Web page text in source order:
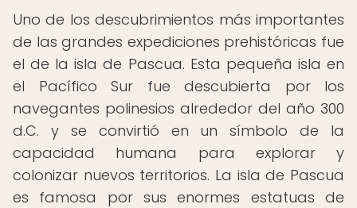
Uno de los descubrimientos más importantes
de las grandes expediciones prehistóricas fue
el de la isla de Pascua. Esta pequeña isla en
el Pacífico Sur fue descubierta por los
navegantes polinesios alrededor del año 300
d.C. y se convirtió en un símbolo de la
capacidad humana para explorar y
colonizar nuevos territorios. La isla de Pascua
es famosa por sus enormes estatuas de